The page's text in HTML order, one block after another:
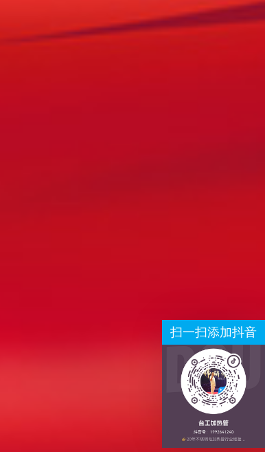
扫一扫添加抖音